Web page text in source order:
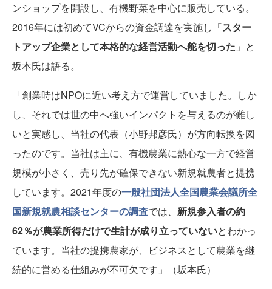
ンショップを開設し、有機野菜を中心に販売している。
2016年には初めてVCからの資金調達を実施し「スター
トアップ企業として本格的な経営活動へ舵を切った 」と
坂本氏は語る。
「創業時はNPOに近い考え方で運営していました。しか
し、それでは世の中へ強いインパクトを与えるのが難し
いと実感し、当社の代表（小野邦彦氏）が方向転換を図
ったのです。当社は主に、有機農業に熱心な一方で経営
規模が小さく、売り先が確保できない新規就農者と提携
しています。2021年度の一般社団法人全国農業会議所全
国新規就農相談センターの調査では、 新規参入者の約
62％が農業所得だけで生計が成り立っていないとわかっ
ています。当社の提携農家が、ビジネスとして農業を継
続的に営める仕組みが不可欠です」（坂本氏）